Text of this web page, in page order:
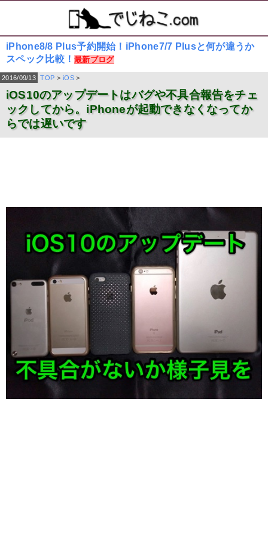
iPhone8/8 Plus予約開始！iPhone7/7 Plusと何が違うか
スペック比較！最新ブログ
2016/09/13 TOP > iOS >
iOS10のアップデートはバグや不具合報告をチェ
ックしてから。iPhoneが起動できなくなってか
らでは遅いです